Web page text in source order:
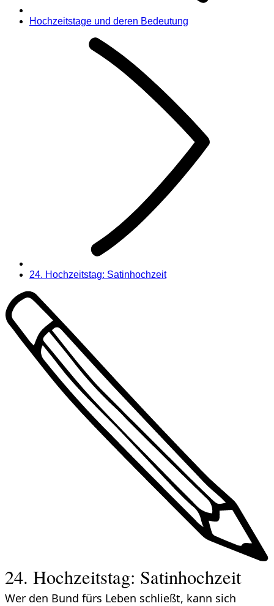
Hochzeitstage und deren Bedeutung
24. Hochzeitstag: Satinhochzeit
24. Hochzeitstag: Satinhochzeit
Wer den Bund fürs Leben schließt, kann sich